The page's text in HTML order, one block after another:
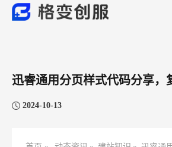
迅睿通用分页样式代码分享，
2024-10-13